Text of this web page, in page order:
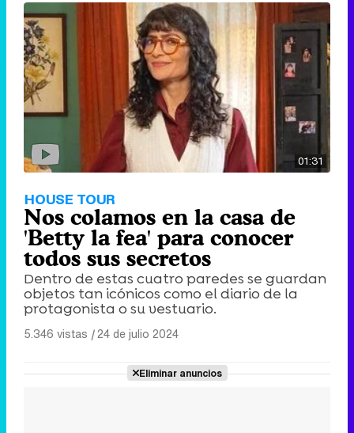
01:31
HOUSE TOUR
Nos colamos en la casa de
'Betty la fea' para conocer
todos sus secretos
Dentro de estas cuatro paredes se guardan
objetos tan icónicos como el diario de la
protagonista o su vestuario.
5.346 vistas |24 de julio 2024
Eliminar anuncios